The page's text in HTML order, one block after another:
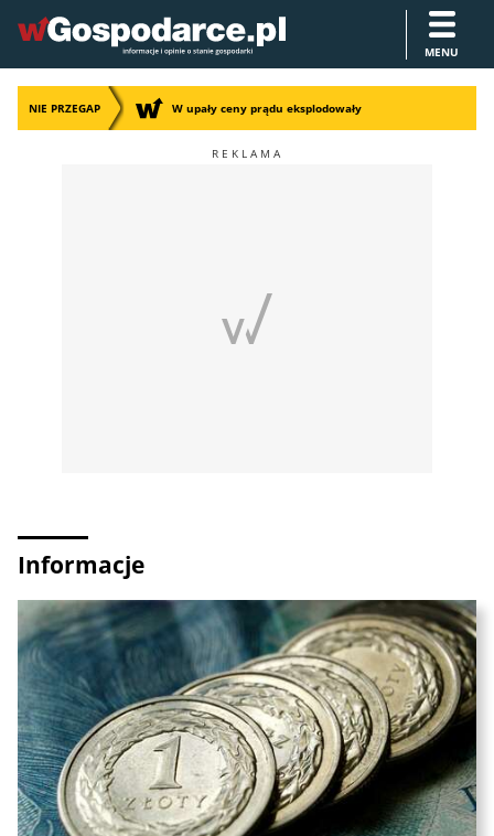
MENU
NIE PRZEGAP W upały ceny prądu eksplodowały
Informacje